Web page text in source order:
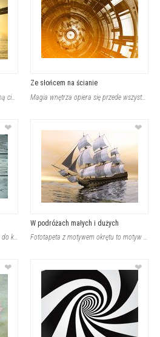
Słońce jest intrygującą gwiazdą pełną ciepła oraz niezwykłego czaru. Jeśli pragn
Ze słońcem na ścianie
Magia wnętrza opiera się przede wszystkim na uwodzicielskiej harmonii. Jeśli chc
❤
Drewno jest doskonałym dodatkiem do każdego typu wnętrz. Zarówno w nowoczesnych
❤
W podróżach małych i dużych
Fototapeta z motywem okrętu to motyw idealny zarówno do salonu, jak i hotelowego
❤ ❤